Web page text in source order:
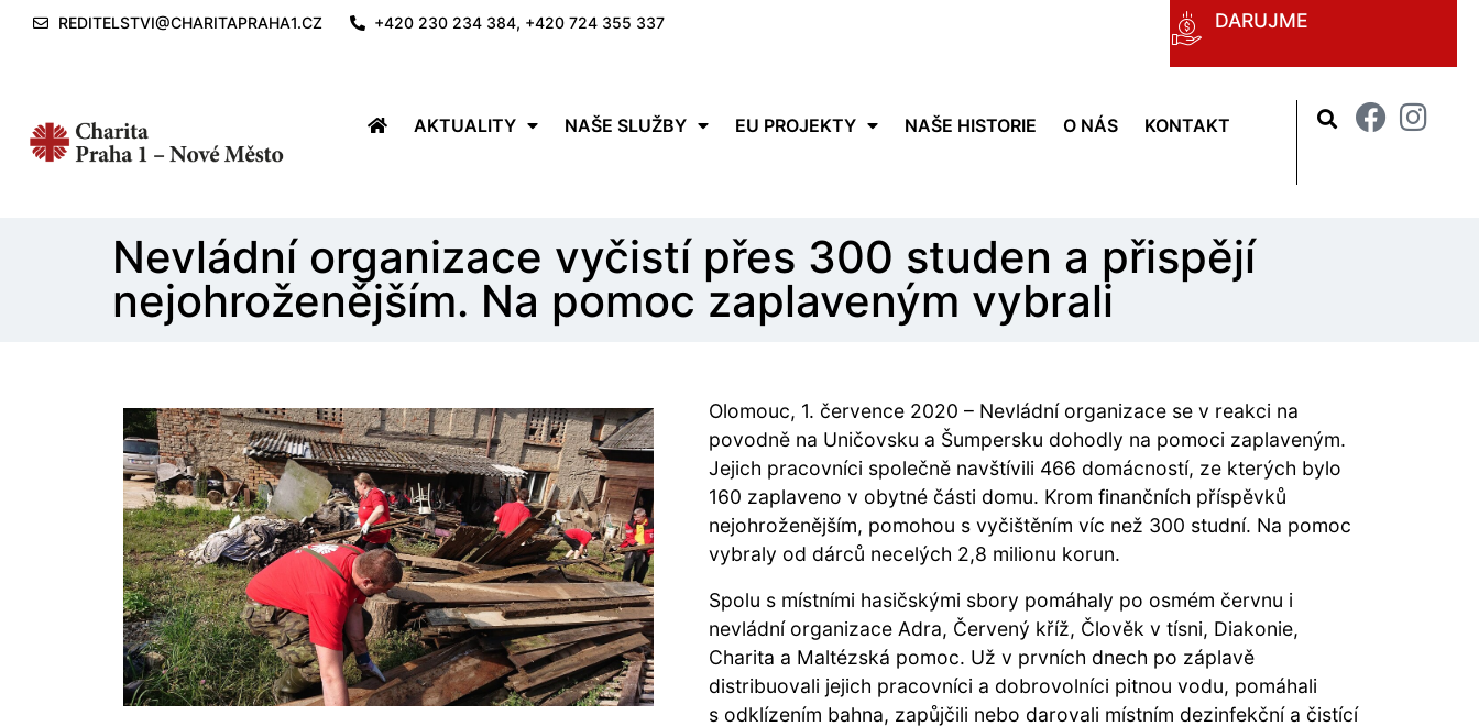
REDITELSTVI@CHARITAPRAHA1.CZ +420 230 234 384, +420 724 355 337 DARUJME
AKTUALITY NAŠE SLUŽBY EU PROJEKTY NAŠE HISTORIE O NÁS KONTAKT
Nevládní organizace vyčistí přes 300 studen a přispějí
nejohroženějším. Na pomoc zaplaveným vybrali
Olomouc, 1. července 2020 – Nevládní organizace se v reakci na
povodně na Uničovsku a Šumpersku dohodly na pomoci zaplaveným.
Jejich pracovníci společně navštívili 466 domácností, ze kterých bylo
160 zaplaveno v obytné části domu. Krom finančních příspěvků
nejohroženějším, pomohou s vyčištěním víc než 300 studní. Na pomoc
vybraly od dárců necelých 2,8 milionu korun.
Spolu s místními hasičskými sbory pomáhaly po osmém červnu i
nevládní organizace Adra, Červený kříž, Člověk v tísni, Diakonie,
Charita a Maltézská pomoc. Už v prvních dnech po záplavě
distribuovali jejich pracovníci a dobrovolníci pitnou vodu, pomáhali
s odklízením bahna, zapůjčili nebo darovali místním dezinfekční a čistící